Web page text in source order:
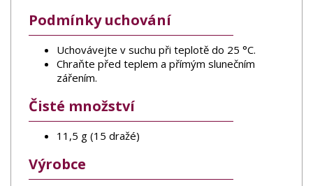
Podmínky uchování
Uchovávejte v suchu při teplotě do 25 °C.
Chraňte před teplem a přímým slunečním
zářením.
Čisté množství
11,5 g (15 dražé)
Výrobce